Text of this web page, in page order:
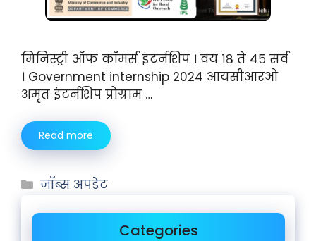
मिनिस्ट्री ऑफ कॉमर्स इंटर्नशिप । वय १८ ते ४५ सर्व
। Government internship 2024 आयसीआरओ
अमृत इंटर्नशिप प्रोग्राम …
Read more
जॉब्स अपडेट
Categories